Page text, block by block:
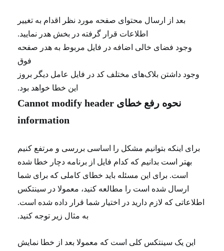
بعد از ارسال محتوای صفحه مورد نظر اقدام به تغییر
اطلاعات قرار گرفته در بخش هدر نمایید.
وجود فضای خالی اضافه در فایل مربوط به هدر صفحه
فوق
وجود داشتن بلاک‌های مختلف کد در فایل عامل دیگر بروز
این خطا خواهد بود.
نحوه رفع خطای Cannot modify header
information
برای اینکه بتوانیم مشکل را اساسی بررسی و مرتفع کنیم
بهتر است بدانیم که کدام فایل از برنامه دچار خطا شده
است. برای این مسئله باید خطای کاملی که برای شما
ارسال شده است را مطالعه کنید، معمولا در سینتکس
اطلاعاتی که لازم دارید در اختیار شما قرار داده شده است.
به مثال زیر توجه کنید.
این یک سینتکس کلی است که معمولا بعد از خطا نمایش